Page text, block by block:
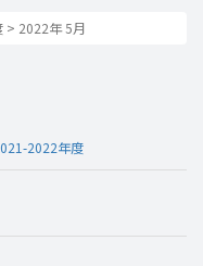
> 2022年 5月
2022年度